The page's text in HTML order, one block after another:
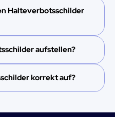
Halteverbotsschilder
aufstellen?
korrekt auf?